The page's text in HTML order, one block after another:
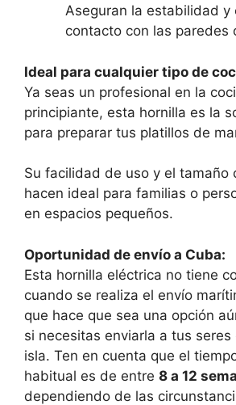
Aseguran la estabilidad y
contacto con las paredes
Ideal para cualquier tipo de
Ya seas un profesional en la
principiante, esta hornilla es la
para preparar tus platillos de
Su facilidad de uso y el tamaño
hacen ideal para familias o
en espacios pequeños.
Oportunidad de envío a Cuba:
Esta hornilla eléctrica no tiene
cuando se realiza el envío
que hace que sea una opción
si necesitas enviarla a tus seres
isla. Ten en cuenta que el
habitual es de entre 8 a 12
dependiendo de las